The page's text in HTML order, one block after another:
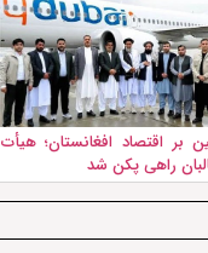
بر اقتصاد افغانستان؛ هیأت
راهی پکن شد